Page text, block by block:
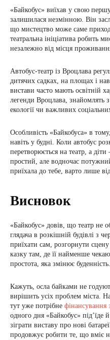
«Байкобус» виїхав у свою
залишилася незмінною. Він
що мистецтво може саме
театральна ініціатива робить
незалежно від місця
Автобус-театр із Вроцлава
дитячих садках, на площах і
вистави часто мають освітній
легенди Вроцлава, знайомлять
екології чи важливих
Особливість «Байкобуса» в
навіть у будні. Коли автобус
перетворюється на театр, а
простий, але водночас
приїхала до тебе, варто лише
Висновок
«Байкобус» довів, що театр не
глядача в розкішній будівлі з
приїхати сам, розгорнути
казку там, де її найменше
простота, яка змінює буденність.
Кажуть, осла байками не
вирішить усіх проблем міста.
тут уже потрібне фінансування
одного дня «Байкобус»
зіграти виставу про нові
продовжує робити те, що вміє